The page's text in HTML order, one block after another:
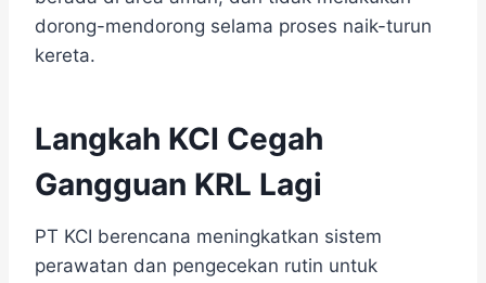
dorong-mendorong selama proses naik-turun
kereta.
Langkah KCI Cegah
Gangguan KRL Lagi
PT KCI berencana meningkatkan sistem
perawatan dan pengecekan rutin untuk